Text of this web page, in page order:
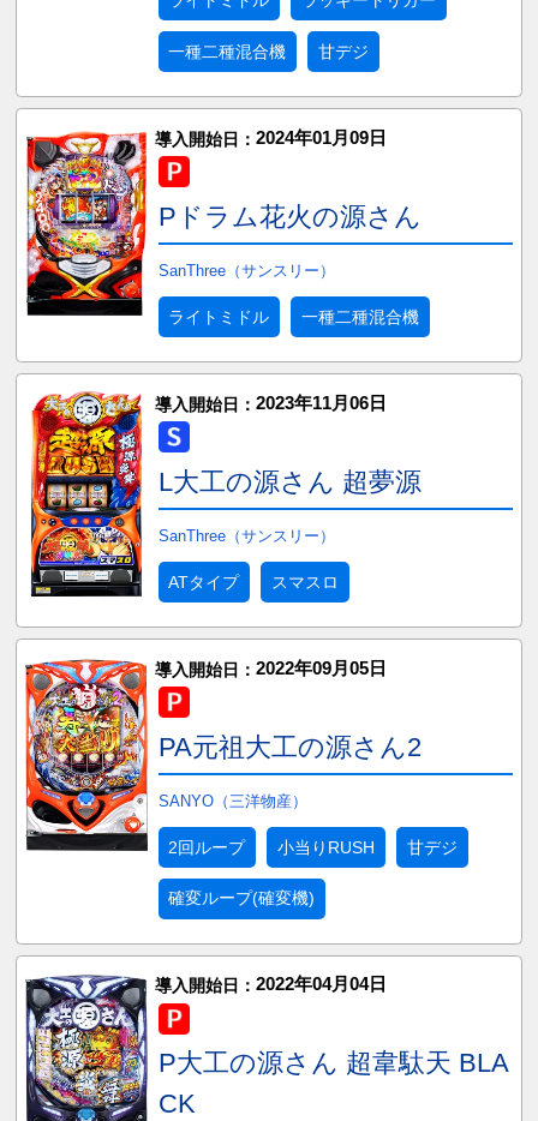
一種二種混合機 甘デジ
導入開始日： 2024年01月09日
Pドラム花火の源さん
SanThree（サンスリー）
ライトミドル 一種二種混合機
導入開始日： 2023年11月06日
L大工の源さん 超夢源
SanThree（サンスリー）
ATタイプ スマスロ
導入開始日： 2022年09月05日
PA元祖大工の源さん2
SANYO（三洋物産）
2回ループ 小当りRUSH 甘デジ
確変ループ(確変機)
導入開始日： 2022年04月04日
P大工の源さん 超韋駄天 BLA
CK